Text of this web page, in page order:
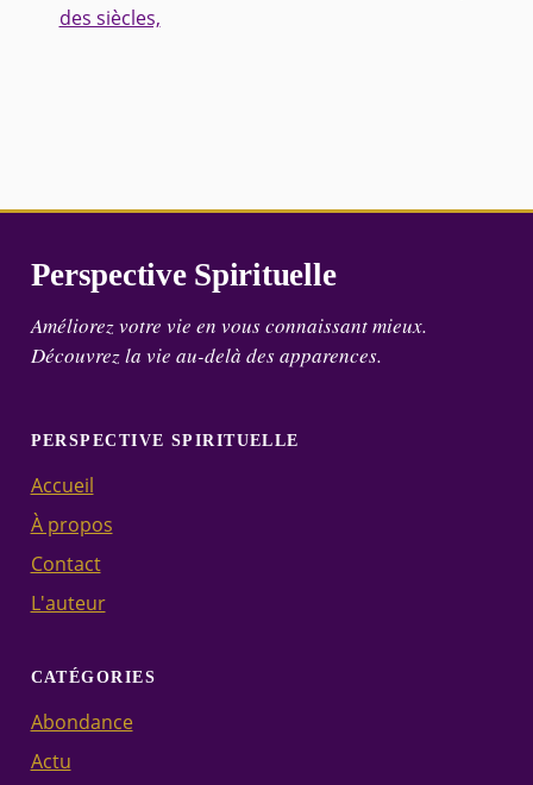
des siècles,
Perspective Spirituelle
Améliorez votre vie en vous connaissant mieux.
Découvrez la vie au-delà des apparences.
PERSPECTIVE SPIRITUELLE
Accueil
À propos
Contact
L'auteur
CATÉGORIES
Abondance
Actu